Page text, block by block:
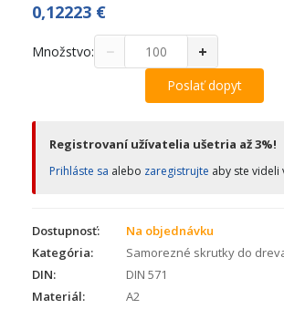
0,12223 €
Množstvo: − +
Poslať dopyt
Registrovaní užívatelia ušetria až 3%!
Prihláste sa alebo zaregistrujte aby ste videli
Dostupnosť:
Na objednávku
Kategória:
Samorezné skrutky do
DIN:
DIN 571
Materiál:
A2